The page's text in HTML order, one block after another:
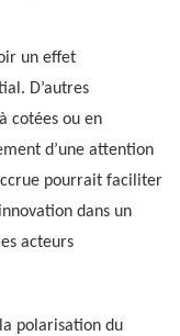
un effet
D’autres
cotées ou en
d’une attention
pourrait faciliter
dans un
acteurs
polarisation du